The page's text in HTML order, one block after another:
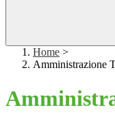
Home >
Amministrazione